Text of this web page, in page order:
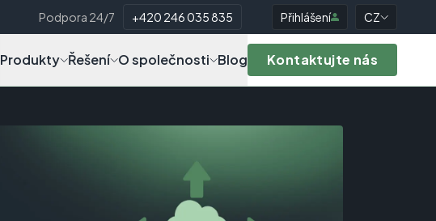
Podpora 24/7 +420 246 035 835 Přihlášení CZ
Produkty Řešení O společnosti Blog Kontaktujte nás